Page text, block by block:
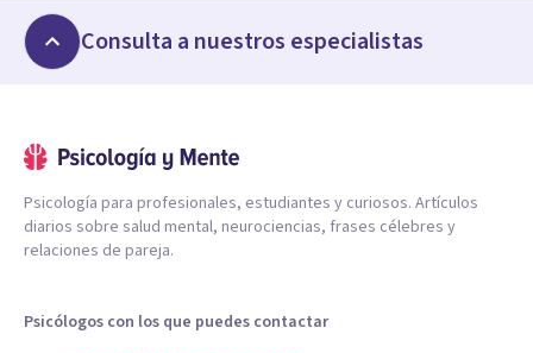
Consulta a nuestros especialistas
Psicología para profesionales, estudiantes y curiosos. Artículos
diarios sobre salud mental, neurociencias, frases célebres y
relaciones de pareja.
Psicólogos con los que puedes contactar